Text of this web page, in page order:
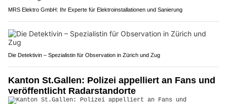
MRS Elektro GmbH: Ihr Experte für Elektroinstallationen und Sanierung
Die Detektivin – Spezialistin für Observation in Zürich und Zug
Kanton St.Gallen: Polizei appelliert an Fans und
veröffentlicht Radarstandorte